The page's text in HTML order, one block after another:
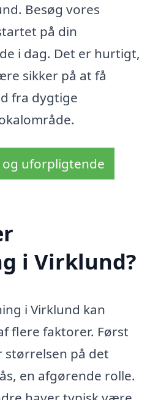
Besøg vores
på din
i dag. Det er hurtigt,
sikker på at få
fra dygtige
og uforpligtende
i Virklund?
i Virklund kan
flere faktorer. Først
størrelsen på det
en afgørende rolle.